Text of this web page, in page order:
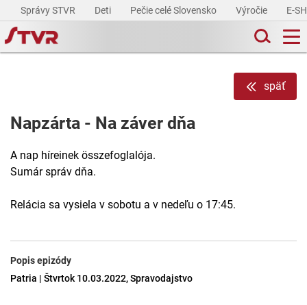
Správy STVR Deti Pečie celé Slovensko Výročie E-
späť
Napzárta - Na záver dňa
A nap híreinek összefoglalója.
Sumár správ dňa.
Relácia sa vysiela v sobotu a v nedeľu o 17:45.
Popis epizódy
Patria | Štvrtok 10.03.2022, Spravodajstvo